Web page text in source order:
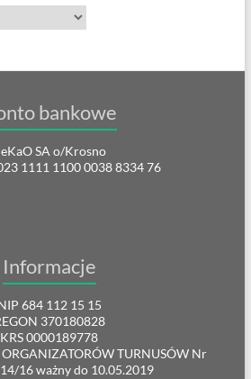
bankowe
SA o/Krosno
1111 1100 0038 8334 76
Informacje
684 112 15 15
370180828
KRS 0000189778
ORGANIZATORÓW TURNUSÓW Nr
16 ważny do 10.05.2019